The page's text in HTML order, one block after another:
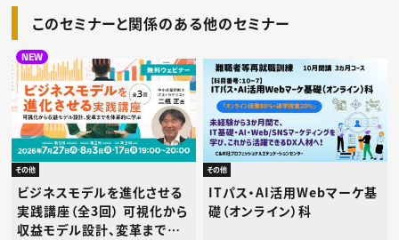
このセミナーと関係のある他のセミナー
NEW
その他
ビジネスモデルを進化させる
実践講座（全3回） 可視化から
収益モデル設計、変革までを
その他
ITパス・AI活用Webマーケ基
礎（オンライン）科